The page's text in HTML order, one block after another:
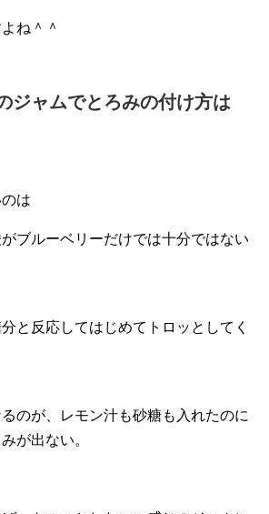
ね＾＾
ジャムでとろみの付け方は
のは
ブルーベリーだけでは十分ではない
と反応してはじめてトロッとしてく
のが、レモン汁も砂糖も入れたのに
が出ない。